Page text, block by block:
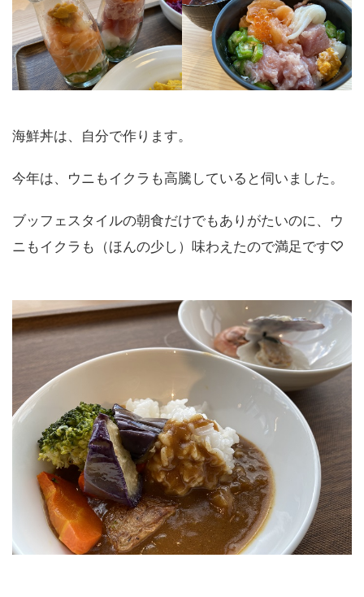
海鮮丼は、自分で作ります。
今年は、ウニもイクラも高騰していると伺いました。
ブッフェスタイルの朝食だけでもありがたいのに、ウ
ニもイクラも（ほんの少し）味わえたので満足です♡